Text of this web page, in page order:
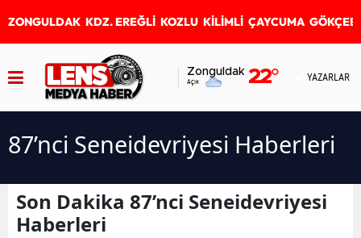
ZONGULDAK KDZ. EREĞLİ KOZLU KİLİMLİ ÇAYCUMA
Zonguldak
Açık 22° YAZARLAR
87’nci Seneidevriyesi Haberleri
Son Dakika 87’nci Seneidevriyesi
Haberleri